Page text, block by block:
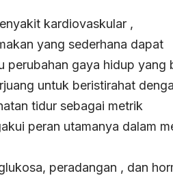
kardiovaskular ,
yang sederhana dapat
gaya hidup yang
untuk beristirahat
tidur sebagai metrik
peran utamanya dalam
peradangan , dan